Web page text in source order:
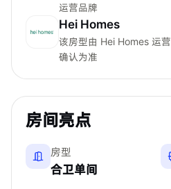
运营品牌
Hei Homes
该房型由 Hei Homes 运
确认为准
房间亮点
房型
合卫单间